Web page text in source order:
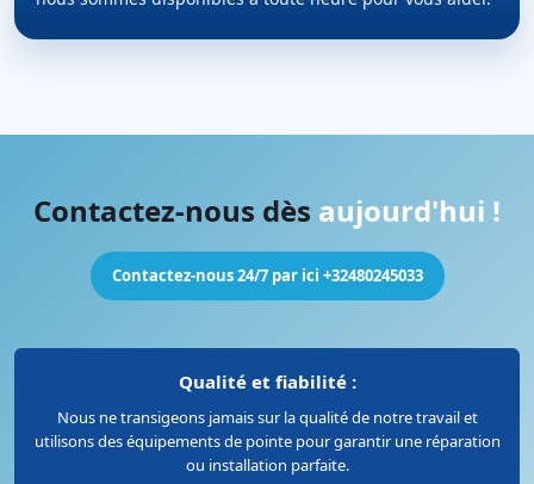
Contactez-nous dès aujourd'hui !
Contactez-nous 24/7 par ici +32480245033
Qualité et fiabilité :
Nous ne transigeons jamais sur la qualité de notre travail et
utilisons des équipements de pointe pour garantir une réparation
ou installation parfaite.